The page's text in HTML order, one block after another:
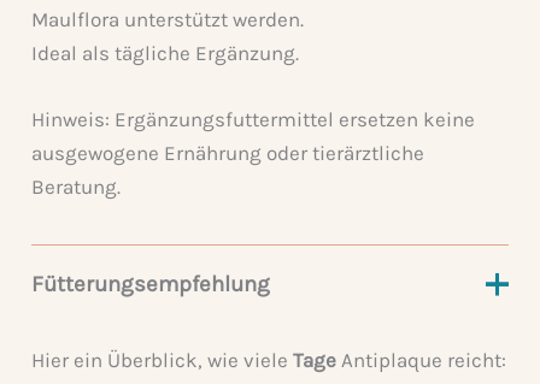
Maulflora unterstützt werden.
Ideal als tägliche Ergänzung.
Hinweis: Ergänzungsfuttermittel ersetzen keine
ausgewogene Ernährung oder tierärztliche
Beratung.
Fütterungsempfehlung
Hier ein Überblick, wie vieleTage Antiplaque reicht: